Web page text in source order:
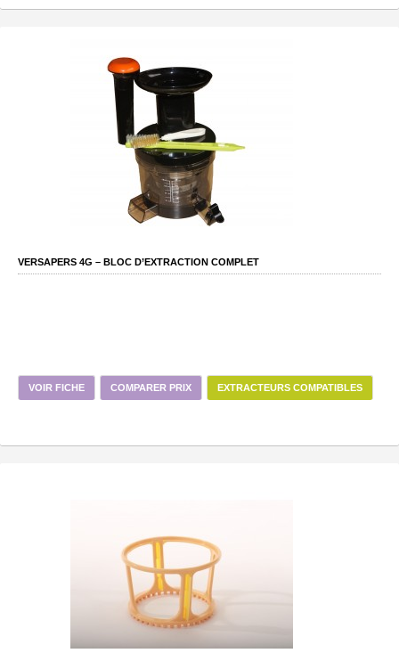
VERSAPERS 4G – BLOC D’EXTRACTION COMPLET
VOIR FICHE COMPARER PRIX EXTRACTEURS COMPATIBLES